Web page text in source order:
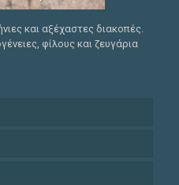
και αξέχαστες διακοπές.
φίλους και ζευγάρια